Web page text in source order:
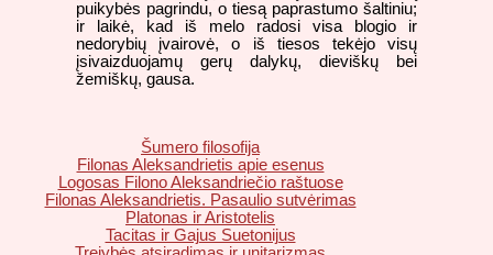
puikybės pagrindu, o tiesą paprastumo šaltiniu;
ir laikė, kad iš melo radosi visa blogio ir
nedorybių įvairovė, o iš tiesos tekėjo visų
įsivaizduojamų gerų dalykų, dieviškų bei
žemiškų, gausa.
Šumero filosofija
Filonas Aleksandrietis apie esenus
Logosas Filono Aleksandriečio raštuose
Filonas Aleksandrietis. Pasaulio sutvėrimas
Platonas ir Aristotelis
Tacitas ir Gajus Suetonijus